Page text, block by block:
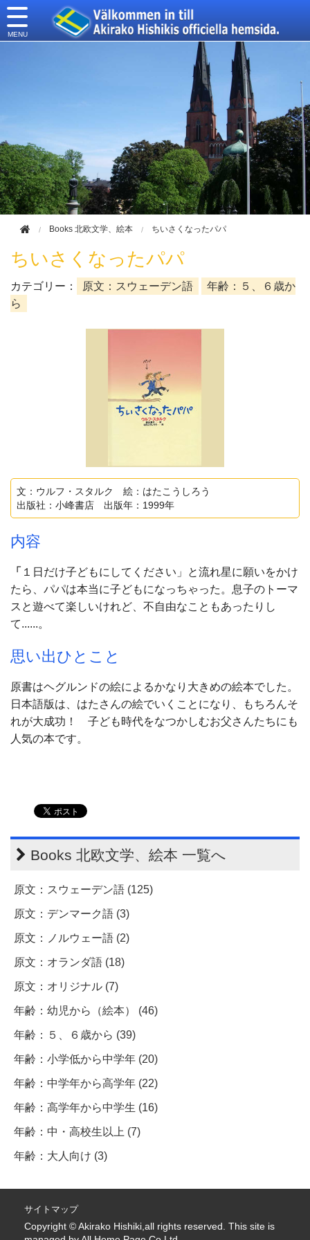
Books 北欧文学、絵本 ちいさくなったパパ
ちいさくなったパパ
カテゴリー： 原文：スウェーデン語
年齢：５、６歳か
ら
文：ウルフ・スタルク 絵：はたこうしろう
出版社：小峰書店 出版年：1999年
内容
「 １日だけ子どもにしてください」と流れ星に願いをかけ
たら、パパは本当に子どもになっちゃった。息子のトーマ
スと遊べて楽しいけれど、不自由なこともあったりし
て......。
思い出ひとこと
原書はヘグルンドの絵によるかなり大きめの絵本でした。
日本語版は、はたさんの絵でいくことになり、もちろんそ
れが大成功！ 子ども時代をなつかしむお父さんたちにも
人気の本です。
Books 北欧文学、絵本 一覧へ
原文：スウェーデン語 (125)
原文：デンマーク語 (3)
原文：ノルウェー語 (2)
原文：オランダ語 (18)
原文：オリジナル (7)
年齢：幼児から（絵本） (46)
年齢：５、６歳から (39)
年齢：小学低から中学年 (20)
年齢：中学年から高学年 (22)
年齢：高学年から中学生 (16)
年齢：中・高校生以上 (7)
年齢：大人向け (3)
サイトマップ
Copyright © Akirako Hishiki,all rights reserved. This site is